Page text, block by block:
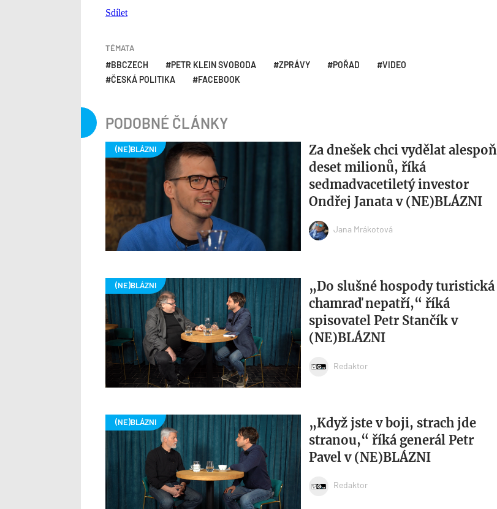
Sdílet
TÉMATA
BBCZECH PETR KLEIN SVOBODA ZPRÁVY POŘAD
VIDEO
ČESKÁ POLITIKA
FACEBOOK
PODOBNÉ ČLÁNKY
Za dnešek chci vydělat alespoň
deset milionů, říká
sedmadvacetiletý investor
Ondřej Janata v (NE)BLÁZNI
Jana Mrákotová
„Do slušné hospody turistická
chamraď nepatří,“ říká
spisovatel Petr Stančík v
(NE)BLÁZNI
Redaktor
„Když jste v boji, strach jde
stranou,“ říká generál Petr
Pavel v (NE)BLÁZNI
Redaktor